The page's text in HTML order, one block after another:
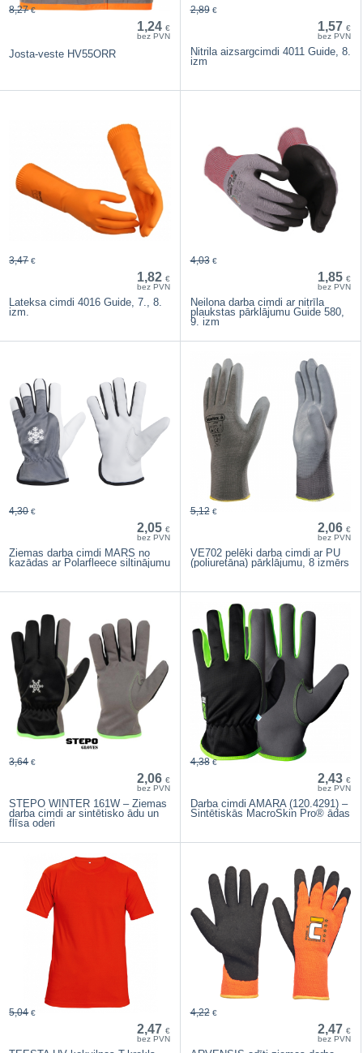
1,24 €
bez PVN
8,27 €
Josta-veste HV55ORR
1,57 €
bez PVN
2,89 €
Nitrila aizsargcimdi 4011 Guide, 8.
izm
1,82 €
bez PVN
3,47 €
Lateksa cimdi 4016 Guide, 7., 8.
izm.
1,85 €
bez PVN
4,03 €
Neilona darba cimdi ar nitrīla
plaukstas pārklājumu Guide 580,
9. izm
2,05 €
bez PVN
4,30 €
Ziemas darba cimdi MARS no
kazādas ar Polarfleece siltinājumu
2,06 €
bez PVN
5,12 €
VE702 pelēki darba cimdi ar PU
(poliuretāna) pārklājumu, 8 izmērs
2,06 €
bez PVN
3,64 €
STEPO WINTER 161W – Ziemas
darba cimdi ar sintētisko ādu un
flīsa oderi
2,43 €
bez PVN
4,38 €
Darba cimdi AMARA (120.4291) –
Sintētiskās MacroSkin Pro® ādas
2,47 €
bez PVN
5,04 €
2,47 €
bez PVN
4,22 €